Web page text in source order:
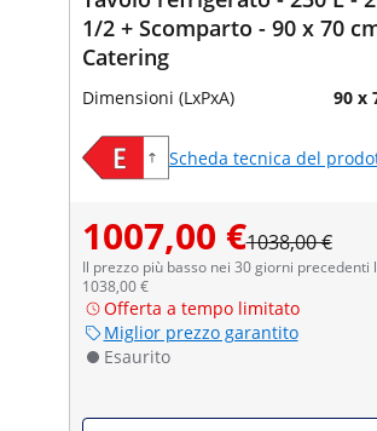
1/2 + Scomparto - 90 x 70
Catering
Dimensioni (LxPxA) 90 x
Scheda tecnica del
1007,00 €1038,00 €
Il prezzo più basso nei 30 giorni precedenti
1038,00 €
Offerta a tempo limitato
Miglior prezzo garantito
Esaurito